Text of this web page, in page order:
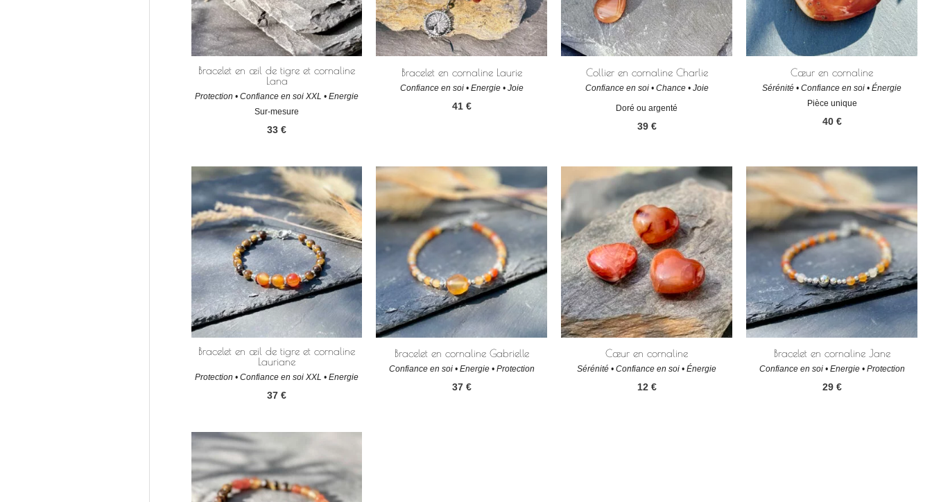
Bracelet en œil de tigre et cornaline
Lana
Protection • Confiance en soi XXL • Energie
Sur-mesure
33€
Bracelet en cornaline Laurie
Confiance en soi • Energie • Joie
41 €
Collier en cornaline Charlie
Confiance en soi • Chance • Joie
Doré ou argenté
39 €
Cœur en cornaline
Sérénité • Confiance en soi • Énergie
Pièce unique
40 €
Bracelet en œil de tigre et cornaline
Lauriane
Protection • Confiance en soi XXL • Energie
37€
Bracelet en cornaline Gabrielle
Confiance en soi • Energie • Protection
37 €
Cœur en cornaline
Sérénité • Confiance en soi • Énergie
12 €
Bracelet en cornaline Jane
Confiance en soi • Energie • Protection
29 €